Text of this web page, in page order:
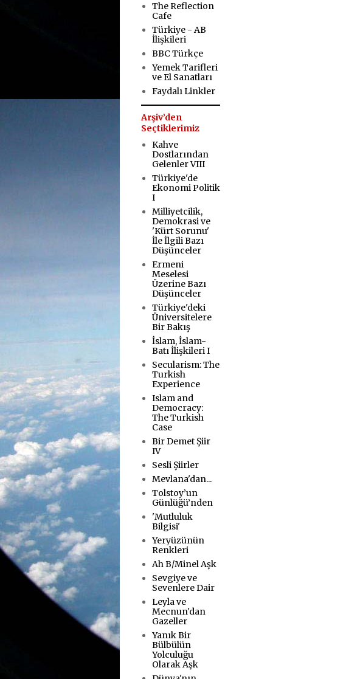
The Reflection
Cafe
Türkiye - AB
İlişkileri
BBC Türkçe
Yemek Tarifleri
ve El Sanatları
Faydalı Linkler
Arşiv’den
Seçtiklerimiz
Kahve
Dostlarından
Gelenler VIII
Türkiye'de
Ekonomi Politik
I
Milliyetcilik,
Demokrasi ve
'Kürt Sorunu'
İle İlgili Bazı
Düşünceler
Ermeni
Meselesi
Üzerine Bazı
Düşünceler
Türkiye'deki
Üniversitelere
Bir Bakış
İslam, İslam-
Batı İlişkileri I
Secularism: The
Turkish
Experience
Islam and
Democracy:
The Turkish
Case
Bir Demet Şiir
IV
Sesli Şiirler
Mevlana'dan...
Tolstoy’un
Günlüğü’nden
'Mutluluk
Bilgisi'
Yeryüzünün
Renkleri
Ah B/Minel Aşk
Sevgiye ve
Sevenlere Dair
Leyla ve
Mecnun'dan
Gazeller
Yanık Bir
Bülbülün
Yolculuğu
Olarak Aşk